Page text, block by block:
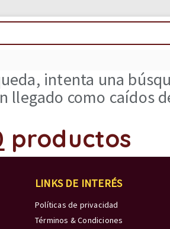
intenta una
llegado como caídos
productos
LINKS DE INTERÉS
Políticas de privacidad
Términos & Condiciones